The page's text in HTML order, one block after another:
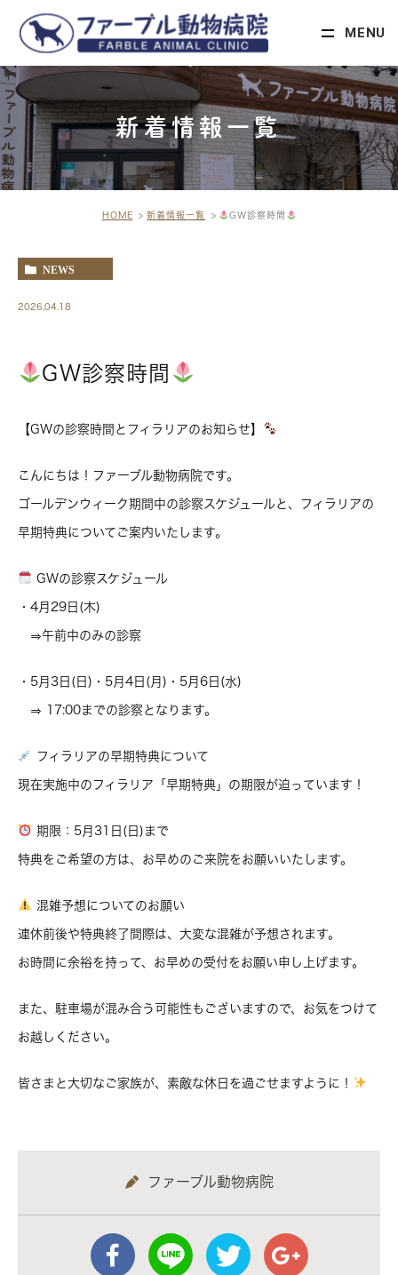
MENU
新着情報一覧
HOME 新着情報一覧 GW診察時間
NEWS
2026.04.18
GW診察時間
【GWの診察時間とフィラリアのお知らせ】
こんにちは！ファーブル動物病院です。
ゴールデンウィーク期間中の診察スケジュールと、フィラリアの
早期特典についてご案内いたします。
GWの診察スケジュール
・4月29日(木)
⇒午前中のみの診察
・5月3日(日)・5月4日(月)・5月6日(水)
⇒ 17:00までの診察となります。
フィラリアの早期特典について
現在実施中のフィラリア「早期特典」の期限が迫っています！
期限：5月31日(日)まで
特典をご希望の方は、お早めのご来院をお願いいたします。
混雑予想についてのお願い
連休前後や特典終了間際は、大変な混雑が予想されます。
お時間に余裕を持って、お早めの受付をお願い申し上げます。
また、駐車場が混み合う可能性もございますので、お気をつけて
お越しください。
皆さまと大切なご家族が、素敵な休日を過ごせますように！
ファーブル動物病院